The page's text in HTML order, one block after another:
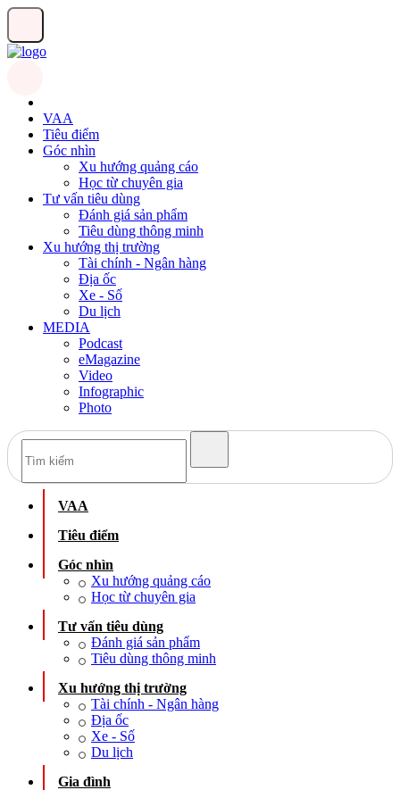
VAA
Tiêu điểm
Góc nhìn
Xu hướng quảng cáo
Học từ chuyên gia
Tư vấn tiêu dùng
Đánh giá sản phẩm
Tiêu dùng thông minh
Xu hướng thị trường
Tài chính - Ngân hàng
Địa ốc
Xe - Số
Du lịch
MEDIA
Podcast
eMagazine
Video
Infographic
Photo
VAA
Tiêu điểm
Góc nhìn
Xu hướng quảng cáo
Học từ chuyên gia
Tư vấn tiêu dùng
Đánh giá sản phẩm
Tiêu dùng thông minh
Xu hướng thị trường
Tài chính - Ngân hàng
Địa ốc
Xe - Số
Du lịch
Gia đình